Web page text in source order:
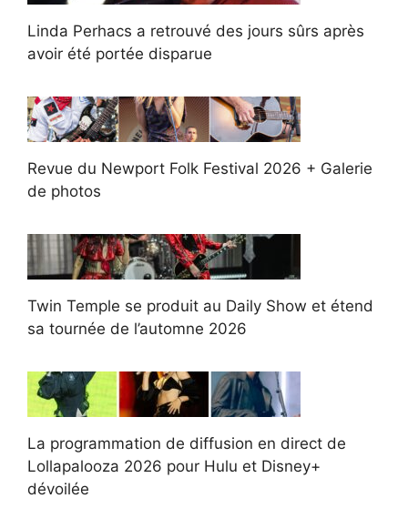
Linda Perhacs a retrouvé des jours sûrs après
avoir été portée disparue
Revue du Newport Folk Festival 2026 + Galerie
de photos
Twin Temple se produit au Daily Show et étend
sa tournée de l’automne 2026
La programmation de diffusion en direct de
Lollapalooza 2026 pour Hulu et Disney+
dévoilée